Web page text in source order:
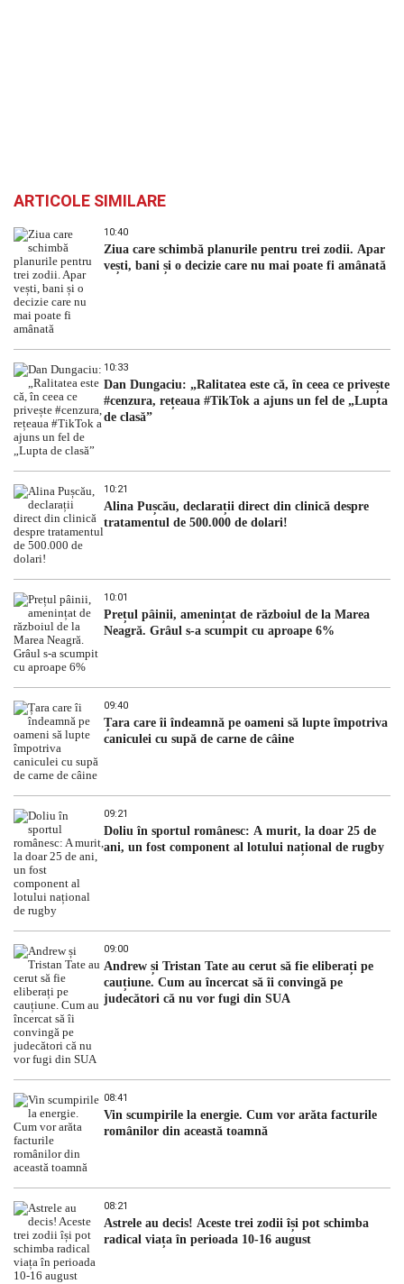
ARTICOLE SIMILARE
10:40
Ziua care schimbă planurile pentru trei zodii. Apar
vești, bani și o decizie care nu mai poate fi amânată
10:33
Dan Dungaciu: „Ralitatea este că, în ceea ce privește
#cenzura, rețeaua #TikTok a ajuns un fel de „Lupta
de clasă”
10:21
Alina Pușcău, declarații direct din clinică despre
tratamentul de 500.000 de dolari!
10:01
Prețul pâinii, amenințat de războiul de la Marea
Neagră. Grâul s-a scumpit cu aproape 6%
09:40
Țara care îi îndeamnă pe oameni să lupte împotriva
caniculei cu supă de carne de câine
09:21
Doliu în sportul românesc: A murit, la doar 25 de
ani, un fost component al lotului național de rugby
09:00
Andrew și Tristan Tate au cerut să fie eliberați pe
cauțiune. Cum au încercat să îi convingă pe
judecători că nu vor fugi din SUA
08:41
Vin scumpirile la energie. Cum vor arăta facturile
românilor din această toamnă
08:21
Astrele au decis! Aceste trei zodii își pot schimba
radical viața în perioada 10-16 august